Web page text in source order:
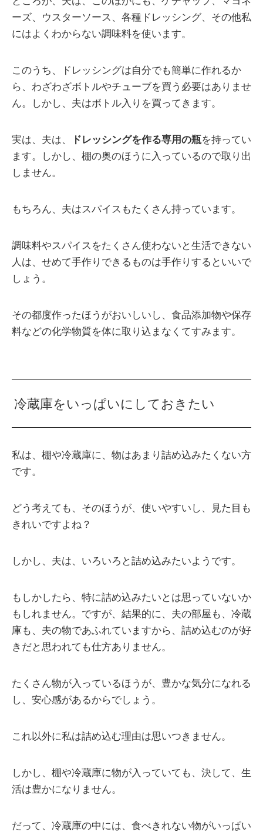
ーズ、ウスターソース、各種ドレッシング、その他私
にはよくわからない調味料を使います。
このうち、ドレッシングは自分でも簡単に作れるか
ら、わざわざボトルやチューブを買う必要はありませ
ん。しかし、夫はボトル入りを買ってきます。
実は、夫は、 ドレッシングを作る専用の瓶を持ってい
ます。しかし、棚の奥のほうに入っているので取り出
しません。
もちろん、夫はスパイスもたくさん持っています。
調味料やスパイスをたくさん使わないと生活できない
人は、せめて手作りできるものは手作りするといいで
しょう。
その都度作ったほうがおいしいし、食品添加物や保存
料などの化学物質を体に取り込まなくてすみます。
冷蔵庫をいっぱいにしておきたい
私は、棚や冷蔵庫に、物はあまり詰め込みたくない方
です。
どう考えても、そのほうが、使いやすいし、見た目も
きれいですよね？
しかし、夫は、いろいろと詰め込みたいようです。
もしかしたら、特に詰め込みたいとは思っていないか
もしれません。ですが、結果的に、夫の部屋も、冷蔵
庫も、夫の物であふれていますから、詰め込むのが好
きだと思われても仕方ありません。
たくさん物が入っているほうが、豊かな気分になれる
し、安心感があるからでしょう。
これ以外に私は詰め込む理由は思いつきません。
しかし、棚や冷蔵庫に物が入っていても、決して、生
活は豊かになりません。
だって、冷蔵庫の中には、食べきれない物がいっぱい